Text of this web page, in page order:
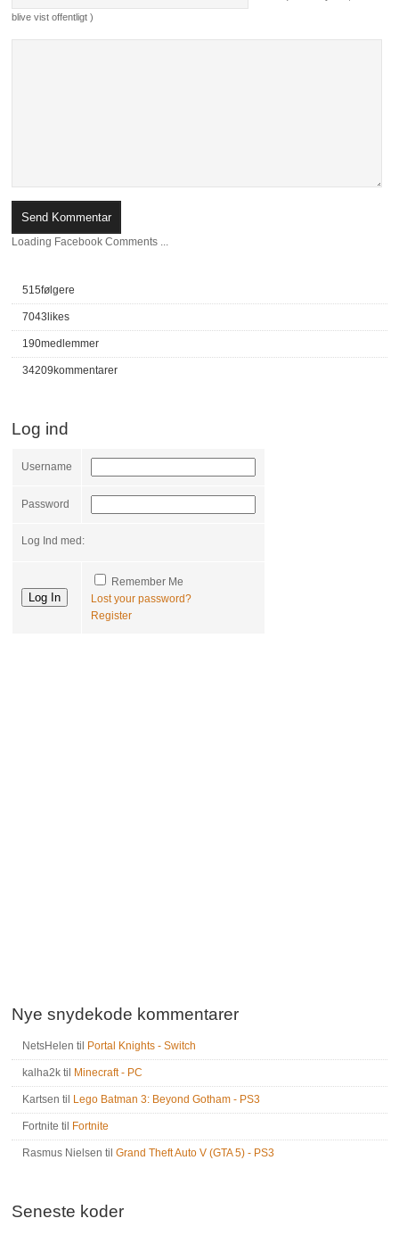
blive vist offentligt )
Loading Facebook Comments ...
515følgere
7043 likes
190medlemmer
34209 kommentarer
Log ind
Username
Password
Log Ind med:
Remember Me
Lost your password?
Register
Nye snydekode kommentarer
NetsHelen til Portal Knights - Switch
kalha2k til Minecraft - PC
Kartsen til Lego Batman 3: Beyond Gotham - PS3
Fortnite til Fortnite
Rasmus Nielsen tilGrand Theft Auto V (GTA 5) - PS3
Seneste koder